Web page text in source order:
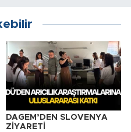
DAGEM’DEN SLOVENYA
ZİYARETİ